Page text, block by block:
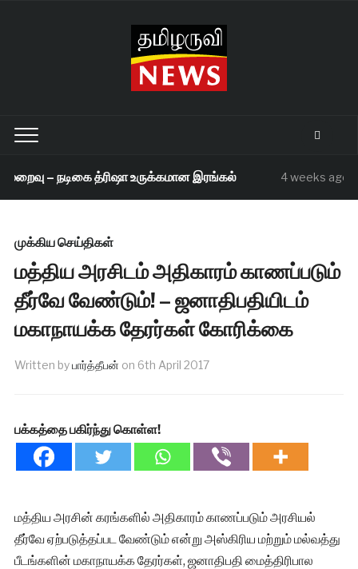
– நடிகை த்ரிஷா உருக்கமான இரங்கல் 4 weeks ago
முக்கிய செய்திகள்
மத்திய அரசிடம் அதிகாரம் காணப்படும்
தீர்வே வேண்டும்! – ஜனாதிபதியிடம்
மகாநாயக்க தேரர்கள் கோரிக்கை
Written byபார்த்தீபன் on 6th April 2017
பக்கத்தை பகிர்ந்து கொள்ள!
மத்திய அரசின் கரங்களில் அதிகாரம் காணப்படும் அரசியல்
தீர்வே ஏற்படுத்தப்பட வேண்டும் என்று அஸ்கிரிய மற்றும் மல்வத்து
பீடங்களின் மகாநாயக்க தேரர்கள், ஜனாதிபதி மைத்திரிபால